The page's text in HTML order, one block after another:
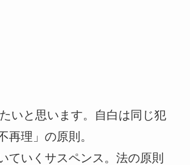
いと思います。自白は同じ犯
理」の原則。
ていくサスペンス。法の原則